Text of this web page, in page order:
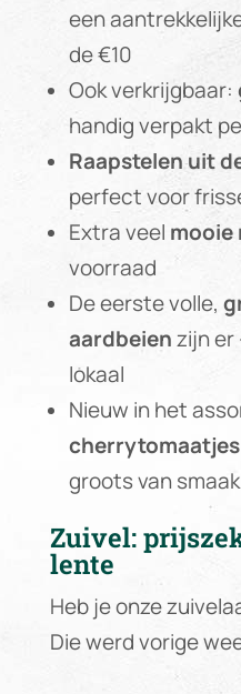
een
de €10
Ook verkrijgbaar:
handig verpakt
Raapstelen uit
perfect voor
Extra veel mooie
voorraad
De eerste volle,
aardbeienzijn er
lokaal
Nieuw in het
cherrytomaatjes
groots van
Zuivel:
lente
Heb je onze
Die werd vorige